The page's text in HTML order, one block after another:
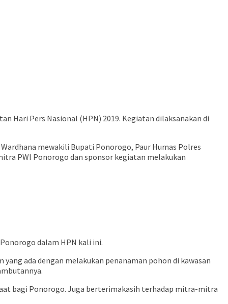
Hari Pers Nasional (HPN) 2019. Kegiatan dilaksanakan di
mewakili Bupati Ponorogo, Paur Humas Polres
PWI Ponorogo dan sponsor kegiatan melakukan
dalam HPN kali ini.
ada dengan melakukan penanaman pohon di kawasan
bagi Ponorogo. Juga berterimakasih terhadap mitra-mitra